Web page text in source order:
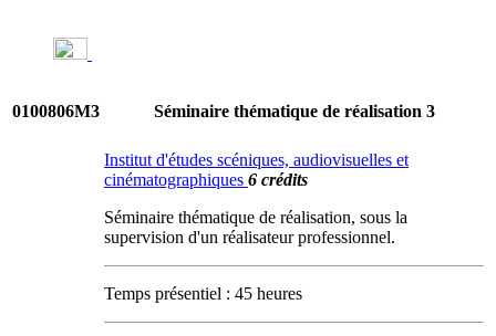
0100806M3 Séminaire thématique de réalisation 3
Institut d'études scéniques, audiovisuelles et
cinématographiques 6 crédits
Séminaire thématique de réalisation, sous la
supervision d'un réalisateur professionnel.
Temps présentiel : 45 heures